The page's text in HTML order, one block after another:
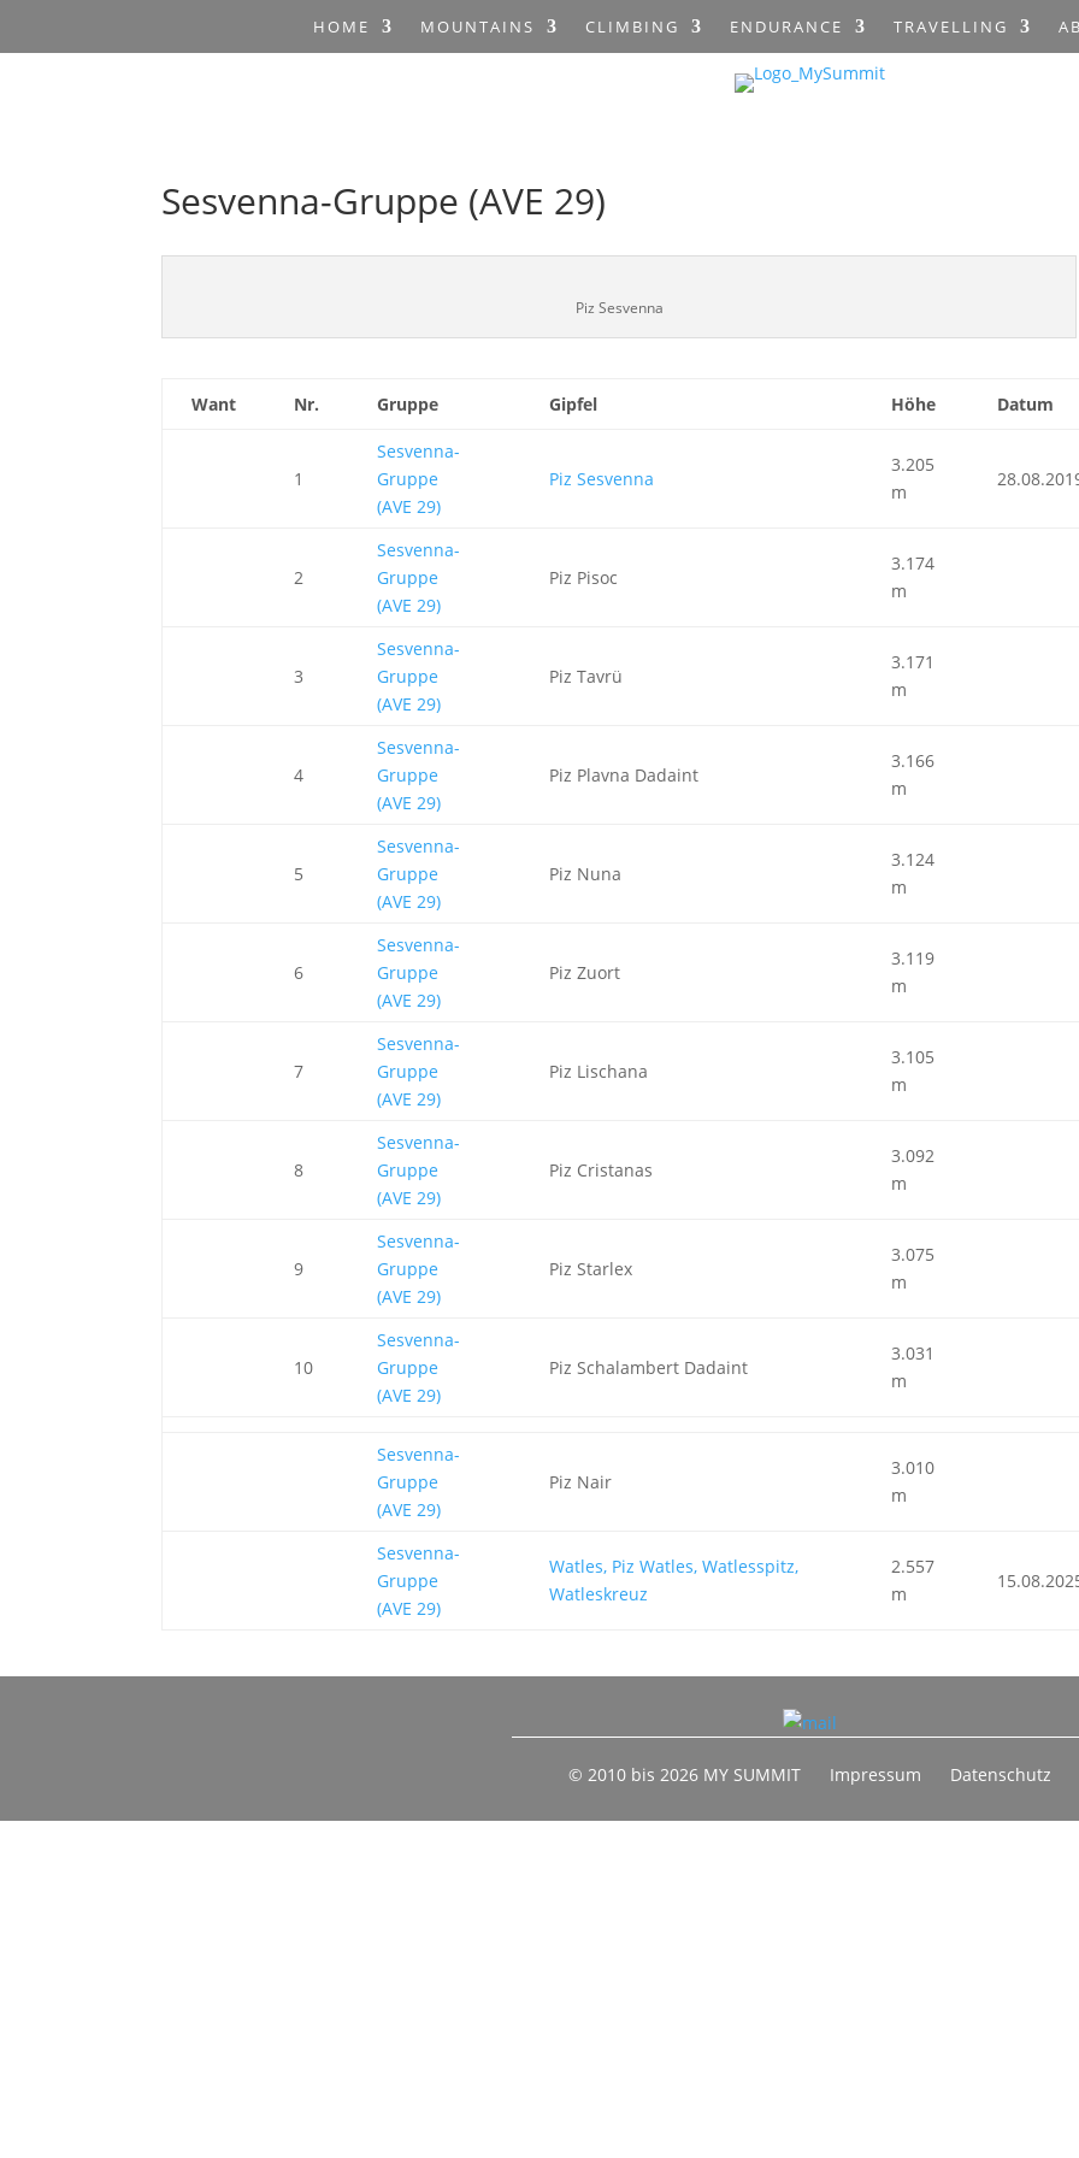
HOME MOUNTAINS CLIMBING ENDURANCE TRAVELLING
Sesvenna-Gruppe (AVE 29)
Piz Sesvenna
Want Nr. Gruppe Gipfel Höhe Datum
1
Sesvenna-
Gruppe
(AVE 29)
Piz Sesvenna
3.205
m
2
Sesvenna-
Gruppe
(AVE 29)
Piz Pisoc
3.174
m
3
Sesvenna-
Gruppe
(AVE 29)
Piz Tavrü
3.171
m
4
Sesvenna-
Gruppe
(AVE 29)
Piz Plavna Dadaint
3.166
m
5
Sesvenna-
Gruppe
(AVE 29)
Piz Nuna
3.124
m
6
Sesvenna-
Gruppe
(AVE 29)
Piz Zuort
3.119
m
7
Sesvenna-
Gruppe
(AVE 29)
Piz Lischana
3.105
m
8
Sesvenna-
Gruppe
(AVE 29)
Piz Cristanas
3.092
m
9
Sesvenna-
Gruppe
(AVE 29)
Piz Starlex
3.075
m
10
Sesvenna-
Gruppe
(AVE 29)
Piz Schalambert Dadaint
3.031
m
Sesvenna-
Gruppe
(AVE 29)
Piz Nair
3.010
m
Sesvenna-
Gruppe
(AVE 29)
Watles, Piz Watles, Watlesspitz,
Watleskreuz
2.557
m
© 2010 bis 2026 MY SUMMIT Impressum Datenschutz